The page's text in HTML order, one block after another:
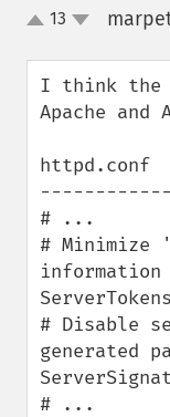
up13
I think the
Apache
httpd.conf
# ...
# Minimize
information
# Disable
generated
# ...